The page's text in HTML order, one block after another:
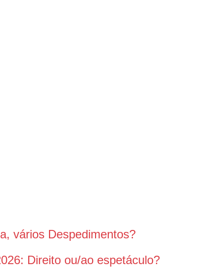
vários Despedimentos?
Direito ou/ao espetáculo?